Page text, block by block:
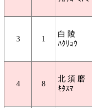
3 1
白 陵
ﾊｸﾘｮｳ
4 8
北 須 磨
ｷﾀｽﾏ